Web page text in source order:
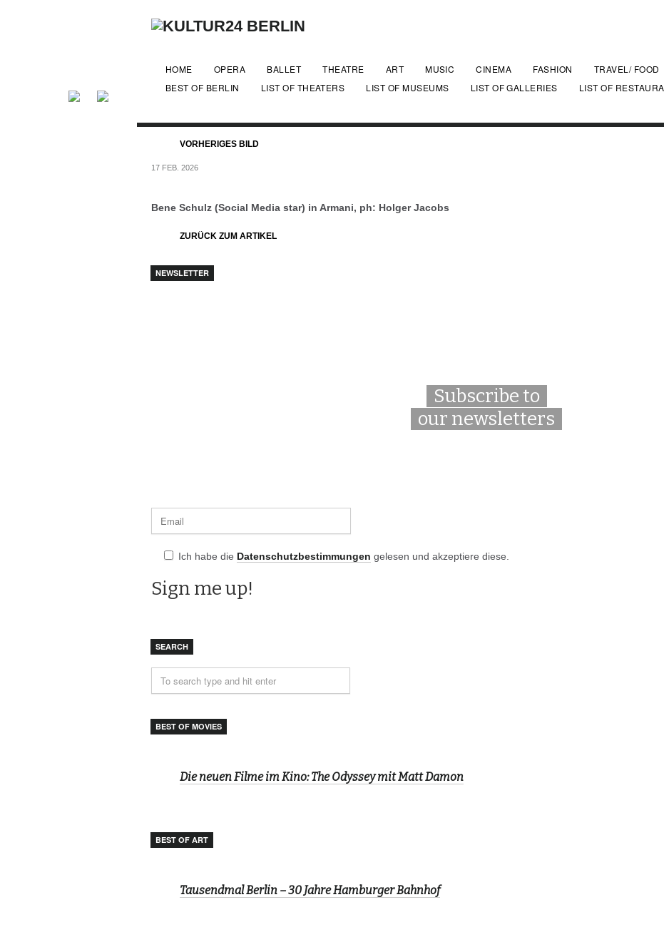
HOME OPERA BALLET THEATRE ART MUSIC CINEMA FASHION TRAVEL/ FOOD
BEST OF BERLIN
LIST OF THEATERS LIST OF MUSEUMS LIST OF GALLERIES LIST OF
VORHERIGES BILD
17 FEB. 2026
Bene Schulz (Social Media star) in Armani, ph: Holger Jacobs
ZURÜCK ZUM ARTIKEL
NEWSLETTER
Subscribe to
our newsletters
Ich habe die Datenschutzbestimmungen gelesen und akzeptiere diese.
SEARCH
BEST OF MOVIES
Die neuen Filme im Kino: The Odyssey mit Matt Damon
BEST OF ART
Tausendmal Berlin – 30 Jahre Hamburger Bahnhof